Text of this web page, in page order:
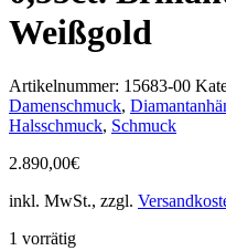
Weißgold
Artikelnummer: 15683-00
Damenschmuck,
Halsschmuck, Schmuck
2.890,00€
inkl. MwSt., zzgl.
1 vorrätig